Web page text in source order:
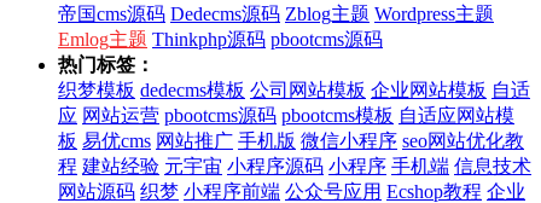
帝国cms源码 Dedecms源码 Zblog主题 Wordpress主题
Emlog主题 Thinkphp源码 pbootcms源码
热门标签：
织梦模板 dedecms模板 公司网站模板 企业网站模板 自适
应 网站运营 pbootcms源码 pbootcms模板 自适应网站模
板 易优cms 网站推广 手机版 微信小程序 seo网站优化教
程 建站经验 元宇宙 小程序源码 小程序 手机端 信息技术
网站源码 织梦 小程序前端 公众号应用 Ecshop教程 企业